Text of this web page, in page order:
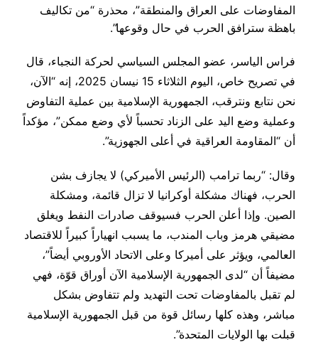
المفاوضات على العراق والمنطقة”، محذرة “من تكاليف
باهظة سترافق الحرب في حال وقوعها”.
فراس الياسر، عضو المجلس السياسي لحركة النجباء، قال
في تصريح خاص، اليوم الثلاثاء 15 نيسان 2025، إنه “الآن،
نحن نتابع ونترقب، الجمهورية الإسلامية بين عملية التفاوض
وعملية وضع اليد على الزناد تحسباً لأي وضع ممكن”، مؤكداً
أن “المقاومة العراقية في أعلى الجهوزية”.
وقال: “ربما ترامب (الرئيس الأميركي) لا يجازف بشن
الحرب، فهناك مشكلة أوكرانيا لا تزال قائمة، ومشكلة
الصين. وإذا أعلن الحرب فسيوقف صادرات النفط ويغلق
مضيقي هرمز وباب المندب، ما يسبب انهياراً كبيراً للاقتصاد
العالمي، ويؤثر على أميركا وعلى الاتحاد الأوروبي أيضاً”،
مضيفاً أن “لدى الجمهورية الإسلامية الآن أوراق قوّة، فهي
لم تقبل بالمفاوضات تحت التهديد ولم تتفاوض بشكل
مباشر، وهذه كلها رسائل قوة من قبل الجمهورية الإسلامية
قبلت بها الولايات المتحدة”.